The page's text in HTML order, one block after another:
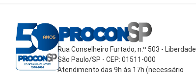
Rua Conselheiro Furtado, n.º 503 - Liberdade
São Paulo/SP - CEP: 01511-000
Atendimento das 9h às 17h (necessário